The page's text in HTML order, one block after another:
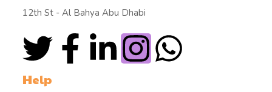
12th St - Al Bahya Abu Dhabi
Help